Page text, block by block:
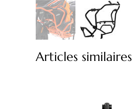
Articles similaires